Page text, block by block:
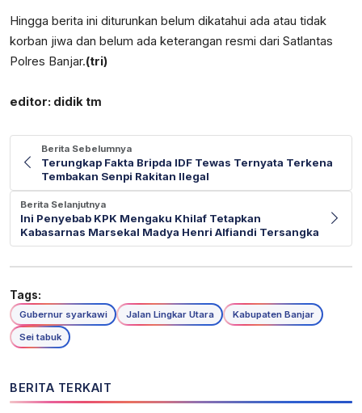
Hingga berita ini diturunkan belum dikatahui ada atau tidak
korban jiwa dan belum ada keterangan resmi dari Satlantas
Polres Banjar.(tri)
editor: didik tm
Berita Sebelumnya
Terungkap Fakta Bripda IDF Tewas Ternyata Terkena
Tembakan Senpi Rakitan Ilegal
Berita Selanjutnya
Ini Penyebab KPK Mengaku Khilaf Tetapkan
Kabasarnas Marsekal Madya Henri Alfiandi Tersangka
Tags:
Gubernur syarkawi Jalan Lingkar Utara
Kabupaten Banjar
Sei tabuk
BERITA TERKAIT